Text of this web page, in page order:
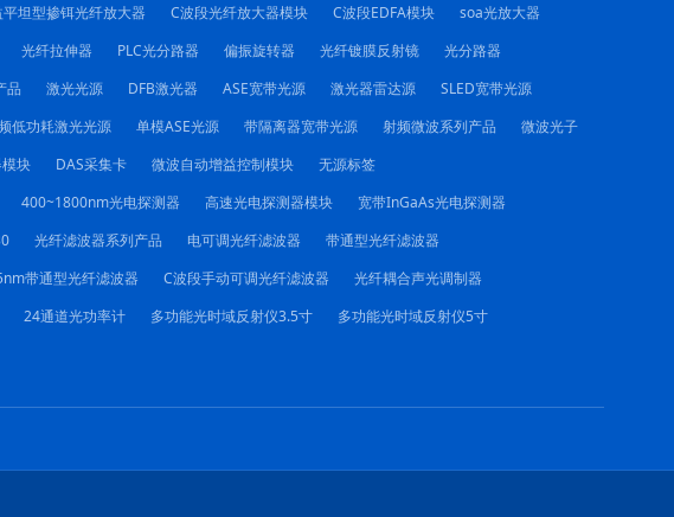
坦型掺铒光纤放大器 C波段光纤放大器模块 C波段EDFA模块
soa光放大器
光纤拉伸器 PLC光分路器 偏振旋转器 光纤镀膜反射镜
光分路器
品 激光光源 DFB激光器 ASE宽带光源 激光器雷达源
SLED宽带光源
低功耗激光光源 单模ASE光源 带隔离器宽带光源 射频微波系列产品
微波光子
块 DAS采集卡 微波自动增益控制模块
无源标签
400~1800nm光电探测器 高速光电探测器模块
宽带InGaAs光电探测器
光纤滤波器系列产品 电可调光纤滤波器
带通型光纤滤波器
带通型光纤滤波器 C波段手动可调光纤滤波器
光纤耦合声光调制器
24通道光功率计 多功能光时域反射仪3.5寸
多功能光时域反射仪5寸